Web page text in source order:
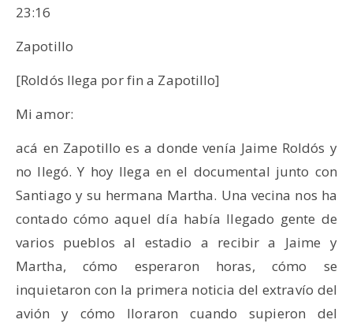
23:16
Zapotillo
[Roldós llega por fin a Zapotillo]
Mi amor:
acá en Zapotillo es a donde venía Jaime Roldós y
no llegó. Y hoy llega en el documental junto con
Santiago y su hermana Martha. Una vecina nos ha
contado cómo aquel día había llegado gente de
varios pueblos al estadio a recibir a Jaime y
Martha, cómo esperaron horas, cómo se
inquietaron con la primera noticia del extravío del
avión y cómo lloraron cuando supieron del